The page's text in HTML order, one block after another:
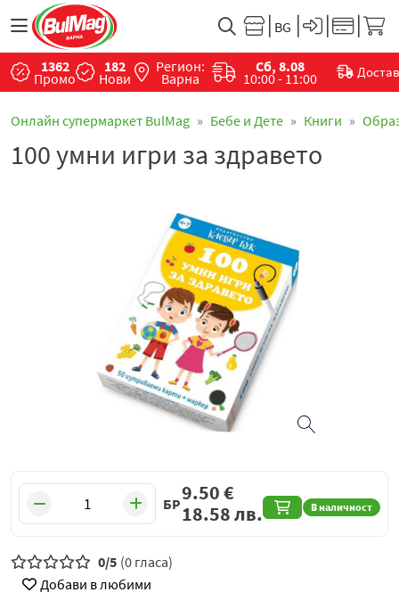
1362
Промо
182
Нови
Регион:
Варна
Сб, 8.08
10:00 - 11:00
Онлайн супермаркет BulMag Бебе и Дете Книги
100 умни игри за здравето
БР В наличност
9.50€
18.58лв.
0/5 (0 гласа)
Добави в любими